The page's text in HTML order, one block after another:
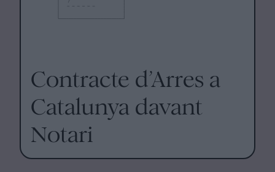
Contracte d’Arres a
Catalunya davant
Notari